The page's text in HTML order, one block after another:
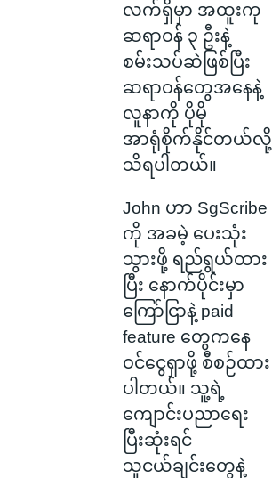
လက်ရှိမှာ အထူးကု
ဆရာဝန် ၃ ဦးနဲ့
စမ်းသပ်ဆဲဖြစ်ပြီး
ဆရာဝန်တွေအနေနဲ့
လူနာကို ပိုမို
အာရုံစိုက်နိုင်တယ်လို့
သိရပါတယ်။
John ဟာ SgScribe
ကို အခမဲ့ ပေးသုံး
သွားဖို့ ရည်ရွယ်ထား
ပြီး နောက်ပိုင်းမှာ
ကြော်ငြာနဲ့ paid
feature တွေကနေ
ဝင်ငွေရှာဖို့ စီစဉ်ထား
ပါတယ်။ သူ့ရဲ့
ကျောင်းပညာရေး
ပြီးဆုံးရင်
သူငယ်ချင်းတွေနဲ့